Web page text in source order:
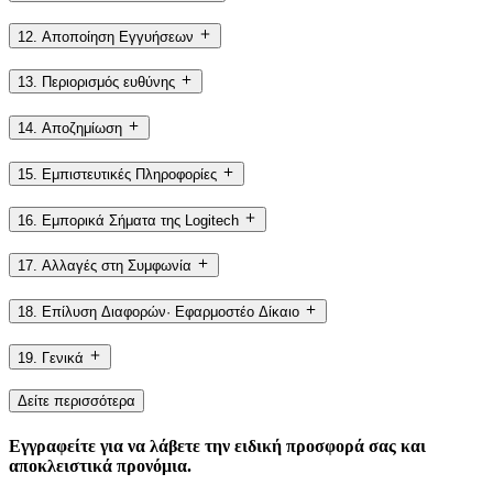
12. Αποποίηση Εγγυήσεων
13. Περιορισμός ευθύνης
14. Αποζημίωση
15. Εμπιστευτικές Πληροφορίες
16. Εμπορικά Σήματα της Logitech
17. Αλλαγές στη Συμφωνία
18. Επίλυση Διαφορών· Εφαρμοστέο Δίκαιο
19. Γενικά
Δείτε περισσότερα
Εγγραφείτε για να λάβετε την ειδική προσφορά σας και
αποκλειστικά προνόμια.